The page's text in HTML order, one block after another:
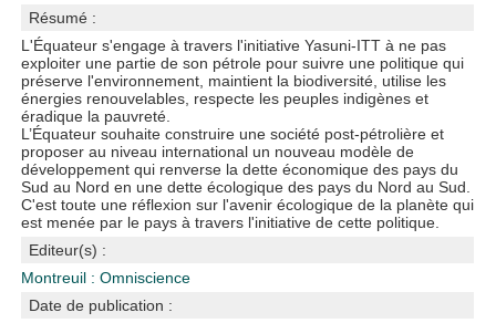
Résumé :
L'Équateur s'engage à travers l'initiative Yasuni-ITT à ne pas
exploiter une partie de son pétrole pour suivre une politique qui
préserve l'environnement, maintient la biodiversité, utilise les
énergies renouvelables, respecte les peuples indigènes et
éradique la pauvreté.
L’Équateur souhaite construire une société post-pétrolière et
proposer au niveau international un nouveau modèle de
développement qui renverse la dette économique des pays du
Sud au Nord en une dette écologique des pays du Nord au Sud.
C'est toute une réflexion sur l'avenir écologique de la planète qui
est menée par le pays à travers l'initiative de cette politique.
Editeur(s) :
Montreuil : Omniscience
Date de publication :